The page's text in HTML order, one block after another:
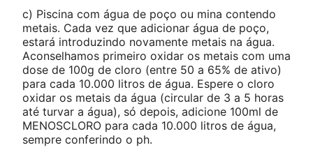
c) Piscina com água de poço ou mina contendo
metais. Cada vez que adicionar água de poço,
estará introduzindo novamente metais na água.
Aconselhamos primeiro oxidar os metais com uma
dose de 100g de cloro (entre 50 a 65% de ativo)
para cada 10.000 litros de água. Espere o cloro
oxidar os metais da água (circular de 3 a 5 horas
até turvar a água), só depois, adicione 100ml de
MENOSCLORO para cada 10.000 litros de água,
sempre conferindo o ph.